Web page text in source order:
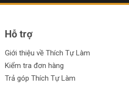
Hỗ trợ
Giới thiệu về Thích Tự Làm
Kiểm tra đơn hàng
Trả góp Thích Tự Làm